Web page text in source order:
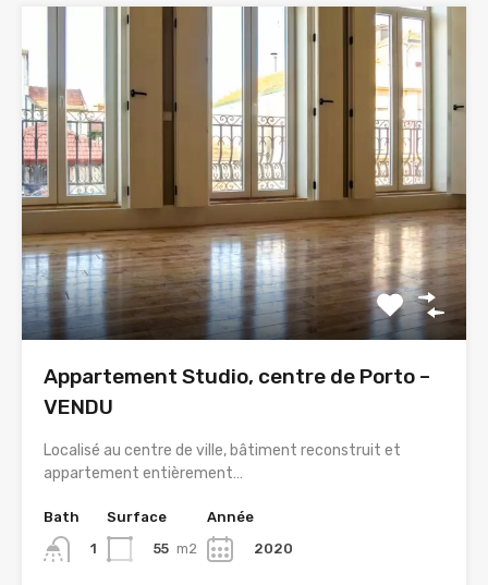
Appartement Studio, centre de Porto –
VENDU
Localisé au centre de ville, bâtiment reconstruit et
appartement entièrement…
Bath
1
Surface
55 m2
Année
2020